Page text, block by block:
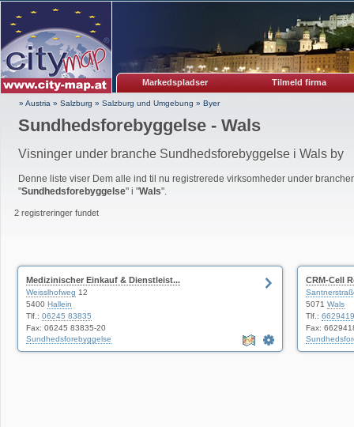
Markedspladser Tilmeld firma
» Austria » Salzburg » Salzburg und Umgebung » Byer
Sundhedsforebyggelse - Wals
Visninger under branche Sundhedsforebyggelse i Wals by
Denne liste viser Dem alle ind til nu registrerede virksomheder under
"Sundhedsforebyggelse" i "Wals".
2 registreringer fundet
Medizinischer Einkauf & Dienstleist...
Weisslhofweg 12
5400 Hallein
Tlf.: 06245 83835
Fax: 06245 83835-20
Sundhedsforebyggelse
CRM-Cell
5071 Wals
Tlf.:
Fax: